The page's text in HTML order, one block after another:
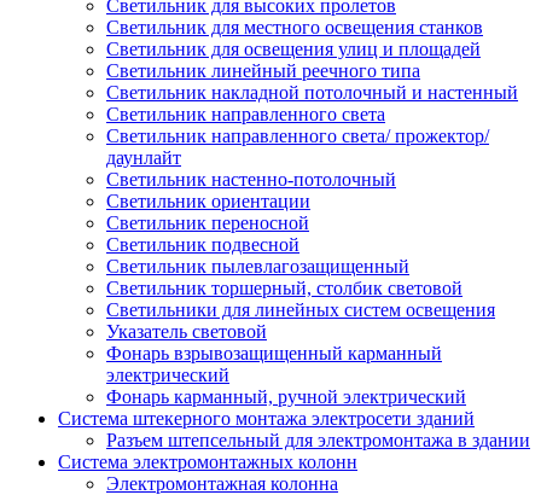
Светильник для высоких пролетов
Светильник для местного освещения станков
Светильник для освещения улиц и площадей
Светильник линейный реечного типа
Светильник накладной потолочный и настенный
Светильник направленного света
Светильник направленного света/ прожектор/
даунлайт
Светильник настенно-потолочный
Светильник ориентации
Светильник переносной
Светильник подвесной
Светильник пылевлагозащищенный
Светильник торшерный, столбик световой
Светильники для линейных систем освещения
Указатель световой
Фонарь взрывозащищенный карманный
электрический
Фонарь карманный, ручной электрический
Система штекерного монтажа электросети зданий
Разъем штепсельный для электромонтажа в здании
Система электромонтажных колонн
Электромонтажная колонна